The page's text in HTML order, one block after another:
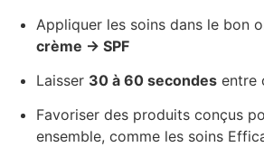
Appliquer les soins dans le bon
crème → SPF
Laisser 30 à 60 secondes entre
Favoriser des produits conçus
ensemble, comme les soins